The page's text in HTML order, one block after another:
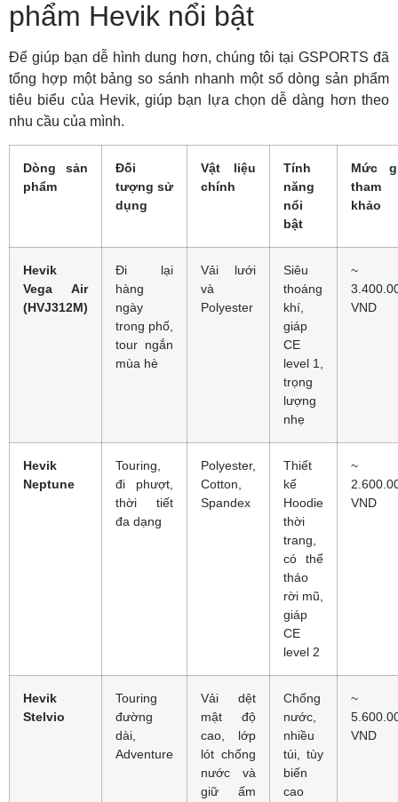
phẩm Hevik nổi bật
Để giúp bạn dễ hình dung hơn, chúng tôi tại GSPORTS đã
tổng hợp một bảng so sánh nhanh một số dòng sản phẩm
tiêu biểu của Hevik, giúp bạn lựa chọn dễ dàng hơn theo
nhu cầu của mình.
Dòng sản
phẩm
Đối
tượng sử
dụng
Vật liệu
chính
Tính
năng
nổi
bật
Mức
tham
khảo
Hevik
Vega Air
(HVJ312M)
Đi lại
hàng
ngày
trong phố,
tour ngắn
mùa hè
Vải lưới
và
Polyester
Siêu
thoáng
khí,
giáp
CE
level 1,
trọng
lượng
nhẹ
~
VND
Hevik
Neptune
Touring,
đi phượt,
thời tiết
đa dạng
Polyester,
Cotton,
Spandex
Thiết
kế
Hoodie
thời
trang,
có thể
tháo
rời mũ,
giáp
CE
level 2
~
VND
Hevik
Stelvio
Touring
đường
dài,
Adventure
Vải dệt
mật độ
cao, lớp
lót chống
nước và
giữ ấm
Chống
nước,
nhiều
túi, tùy
biến
cao
~
VND